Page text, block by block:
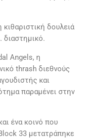
δουλειά
διαστημικό.
Angels, η
thrash διεθνούς
και
παραμένει στην
ένα κοινό που
33 μετατράπηκε